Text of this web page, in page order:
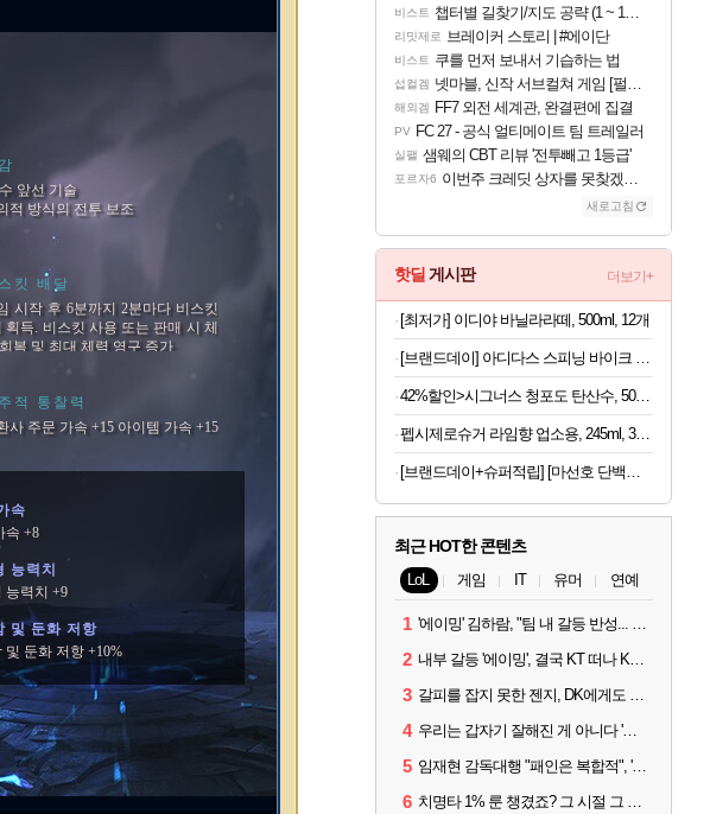
앞선 기술
적 방식의 전투 보조
킷 배달
시작 후 6분까지 2분마다 비스킷
획득. 비스킷 사용 또는 판매 시 체
복 및 최대 체력 영구 증가
적 통찰력
사 주문 가속 +15 아이템 가속 +15
속
속 +8
능력치
능력치 +9
및 둔화 저항
및 둔화 저항 +10%
비스트 챕터별 길찾기/지도 공략 (1 ~ 12장)
리밋제로 브레이커 스토리 | #에이단
비스트 쿠를 먼저 보내서 기습하는 법
섭컬겜 넷마블, 신작 서브컬쳐 게임 [펄 인 블루] 티저 사이트 오픈
해외겜 FF7 외전 세계관, 완결편에 집결
PV FC 27 - 공식 얼티메이트 팀 트레일러
실팰 샘웨의 CBT 리뷰 '전투빼고 1등급'
포르자6 이번주 크레딧 상자를 못찾겠어요
새로고침
핫딜 게시판 더보기+
[최저가] 이디야 바닐라라떼, 500ml, 12개
42%할인>시그너스 청포도 탄산수, 500ml, 20개
펩시제로슈거 라임향 업소용, 245ml, 30개
[브랜드데이+슈퍼적립] [마선호 단백질] 셀렉스 프로핏 Sports WPI 드링크 초콜릿, 330ml, 12개
최근 HOT한 콘텐츠
LoL 게임 IT 유머 연예
1 '에이밍' 김하람, "팀 내 갈등 반성... 끝까지 뛰고 싶었다"
2 내부 갈등 '에이밍', 결국 KT 떠나 KRX로...'지우'와 트레이드
3 갈피를 잡지 못한 젠지, DK에게도 0:2 패배
4 우리는 갑자기 잘해진 게 아니다 '씨맥' 김대호 감독의 자신감
5 임재현 감독대행 "패인은 복합적", '도란' "팀에 과부하 왔다"
6 치명타 1% 룬 챙겼죠? 그 시절 그 감성 '롤 클래식' 30일 출시